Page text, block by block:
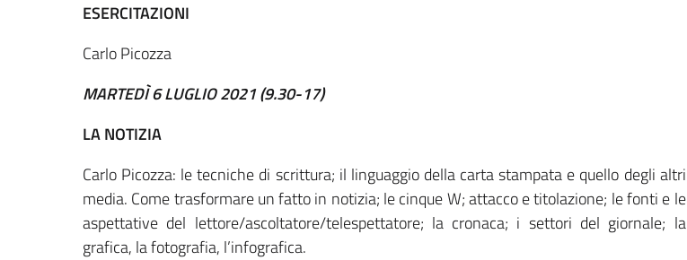
ESERCITAZIONI
Carlo Picozza
MARTEDÌ 6 LUGLIO 2021 (9.30-17)
LA NOTIZIA
Carlo Picozza: le tecniche di scrittura; il linguaggio della carta stampata e quello degli altri
media. Come trasformare un fatto in notizia; le cinque W; attacco e titolazione; le fonti e le
aspettative del lettore/ascoltatore/telespettatore; la cronaca; i settori del giornale; la
grafica, la fotografia, l’infografica.